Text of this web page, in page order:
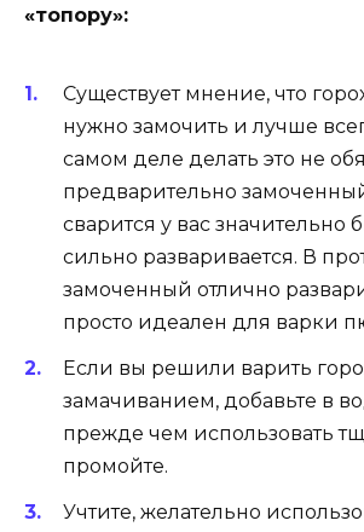
«топору»:
Существует мнение, что
нужно замочить и лучше
самом деле делать это не
предварительно
сварится у вас значительно
сильно разваривается. В
замоченный отлично
просто идеален для варки
Если вы решили варить
замачиванием, добавьте в
прежде чем использовать
промойте.
Учтите, желательно